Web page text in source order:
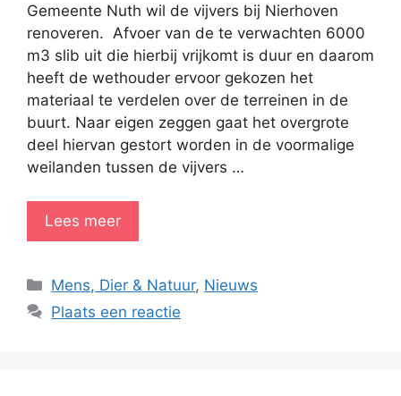
Gemeente Nuth wil de vijvers bij Nierhoven
renoveren. Afvoer van de te verwachten 6000
m3 slib uit die hierbij vrijkomt is duur en daarom
heeft de wethouder ervoor gekozen het
materiaal te verdelen over de terreinen in de
buurt. Naar eigen zeggen gaat het overgrote
deel hiervan gestort worden in de voormalige
weilanden tussen de vijvers …
Lees meer
Categorieën
Mens, Dier & Natuur, Nieuws
Plaats een reactie